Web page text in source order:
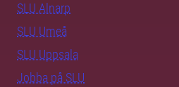
SLU Alnarp
SLU Umeå
SLU Uppsala
Jobba på SLU